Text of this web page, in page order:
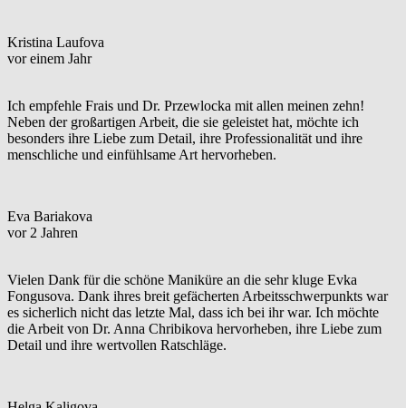
Kristina Laufova
vor einem Jahr
Ich empfehle Frais und Dr. Przewlocka mit allen meinen zehn!
Neben der großartigen Arbeit, die sie geleistet hat, möchte ich
besonders ihre Liebe zum Detail, ihre Professionalität und ihre
menschliche und einfühlsame Art hervorheben.
Eva Bariakova
vor 2 Jahren
Vielen Dank für die schöne Maniküre an die sehr kluge Evka
Fongusova. Dank ihres breit gefächerten Arbeitsschwerpunkts war
es sicherlich nicht das letzte Mal, dass ich bei ihr war. Ich möchte
die Arbeit von Dr. Anna Chribikova hervorheben, ihre Liebe zum
Detail und ihre wertvollen Ratschläge.